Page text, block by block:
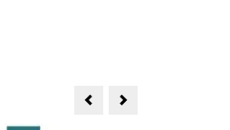
LetteraCover